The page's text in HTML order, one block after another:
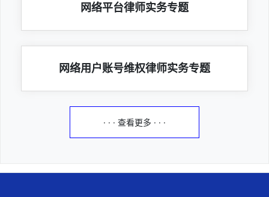
网络平台律师实务专题
网络用户账号维权律师实务专题
· · · 查看更多 · · ·